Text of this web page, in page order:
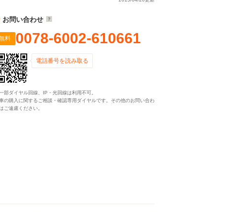
お問い合わせ
料 0078-6002-610661
電話番号を読み取る
部ダイヤル回線、IP・光回線は利用不可。
の購入に関するご相談・確認専用ダイヤルです。その他のお問い合わ
ご遠慮ください。